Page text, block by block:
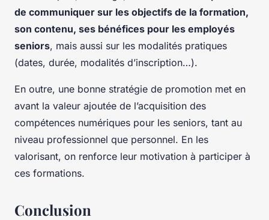
de communiquer sur les objectifs de la formation,
son contenu, ses bénéfices pour les employés
seniors, mais aussi sur les modalités pratiques
(dates, durée, modalités d’inscription…).
En outre, une bonne stratégie de promotion met en
avant la valeur ajoutée de l’acquisition des
compétences numériques pour les seniors, tant au
niveau professionnel que personnel. En les
valorisant, on renforce leur motivation à participer à
ces formations.
Conclusion